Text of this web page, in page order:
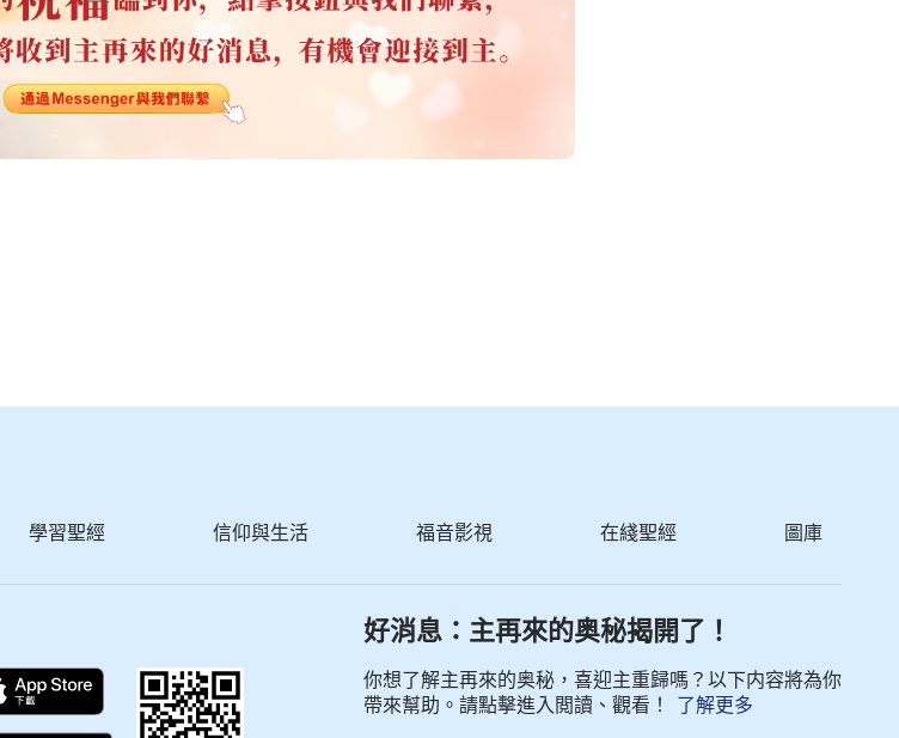
學習聖經 信仰與生活 福音影視 在綫聖經 圖庫
好消息：主再來的奥秘揭開了！
你想了解主再來的奥秘，喜迎主重歸嗎？以下内容將為你
帶來幫助。請點擊進入閲讀、觀看！
了解更多